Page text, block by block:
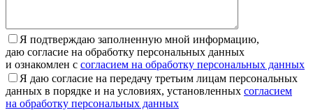
Я подтверждаю заполненную мной информацию,
даю согласие на обработку персональных данных
и ознакомлен с согласием на обработку персональных данных
Я даю согласие на передачу третьим лицам персональных
данных в порядке и на условиях, установленных согласием
на обработку персональных данных